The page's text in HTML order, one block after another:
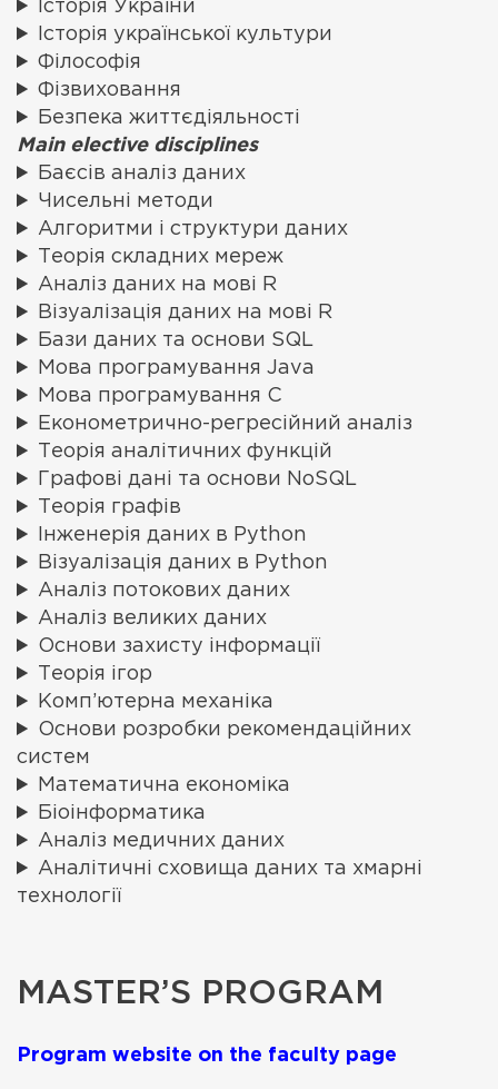
Історія України
Історія української культури
Філософія
Фізвиховання
Безпека життєдіяльності
Main elective disciplines
Баєсів аналіз даних
Чисельні методи
Алгоритми і структури даних
Теорія складних мереж
Аналіз даних на мові R
Візуалізація даних на мові R
Бази даних та основи SQL
Мова програмування Java
Мова програмування С
Економетрично-регресійний аналіз
Теорія аналітичних функцій
Графові дані та основи NoSQL
Теорія графів
Інженерія даних в Python
Візуалізація даних в Python
Аналіз потокових даних
Аналіз великих даних
Основи захисту інформації
Теорія ігор
Комп’ютерна механіка
Основи розробки рекомендаційних
систем
Математична економіка
Біоінформатика
Аналіз медичних даних
Аналітичні сховища даних та хмарні
технології
MASTER’S PROGRAM
Program website on the faculty page